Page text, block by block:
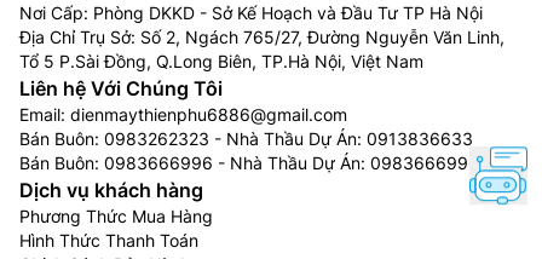
Nơi Cấp: Phòng DKKD - Sở Kế Hoạch và Đầu Tư TP Hà Nội
Địa Chỉ Trụ Sở: Số 2, Ngách 765/27, Đường Nguyễn Văn Linh,
Tổ 5 P.Sài Đồng, Q.Long Biên, TP.Hà Nội, Việt Nam
Liên hệ Với Chúng Tôi
Email: dienmaythienphu6886@gmail.com
Bán Buôn: 0983262323 - Nhà Thầu Dự Án: 0913836633
Bán Buôn: 0983666996 - Nhà Thầu Dự Án: 0983666996
Dịch vụ khách hàng
Phương Thức Mua Hàng
Hình Thức Thanh Toán